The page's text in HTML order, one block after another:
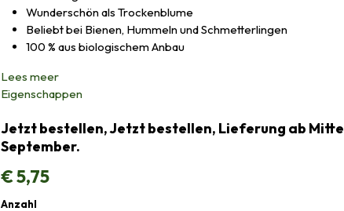
Wunderschön als Trockenblume
Beliebt bei Bienen, Hummeln und Schmetterlingen
100 % aus biologischem Anbau
Lees meer
Eigenschappen
Jetzt bestellen, Jetzt bestellen, Lieferung ab Mitte
September.
€5,75
Anzahl